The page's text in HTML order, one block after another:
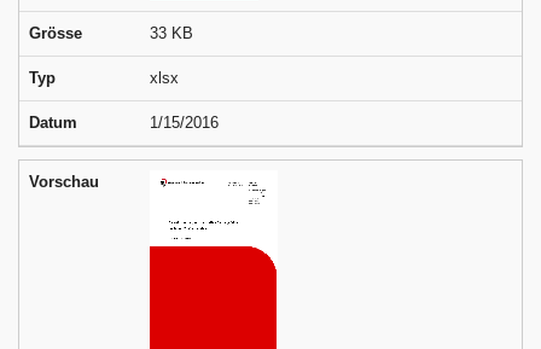
Grösse 33 KB
Typ xlsx
Datum 1/15/2016
Vorschau